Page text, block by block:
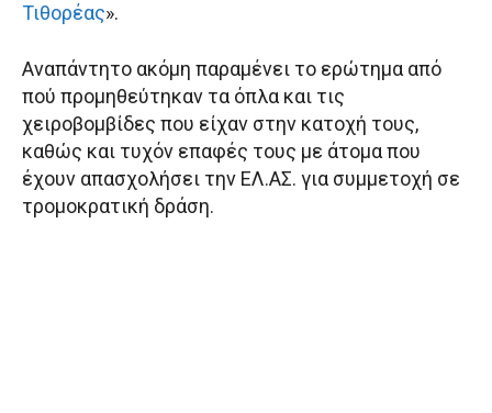
Τιθορέας».
Αναπάντητο ακόμη παραμένει το ερώτημα από
πού προμηθεύτηκαν τα όπλα και τις
χειροβομβίδες που είχαν στην κατοχή τους,
καθώς και τυχόν επαφές τους με άτομα που
έχουν απασχολήσει την ΕΛ.ΑΣ. για συμμετοχή σε
τρομοκρατική δράση.